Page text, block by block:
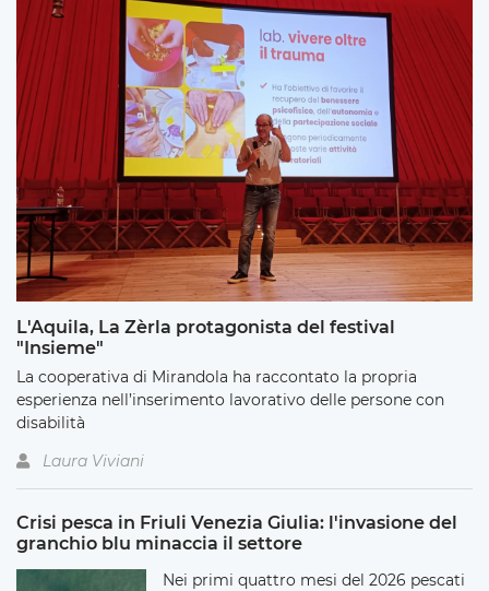
L'Aquila, La Zèrla protagonista del festival
"Insieme"
La cooperativa di Mirandola ha raccontato la propria
esperienza nell’inserimento lavorativo delle persone con
disabilità
Laura Viviani
Crisi pesca in Friuli Venezia Giulia: l'invasione del
granchio blu minaccia il settore
Nei primi quattro mesi del 2026 pescati